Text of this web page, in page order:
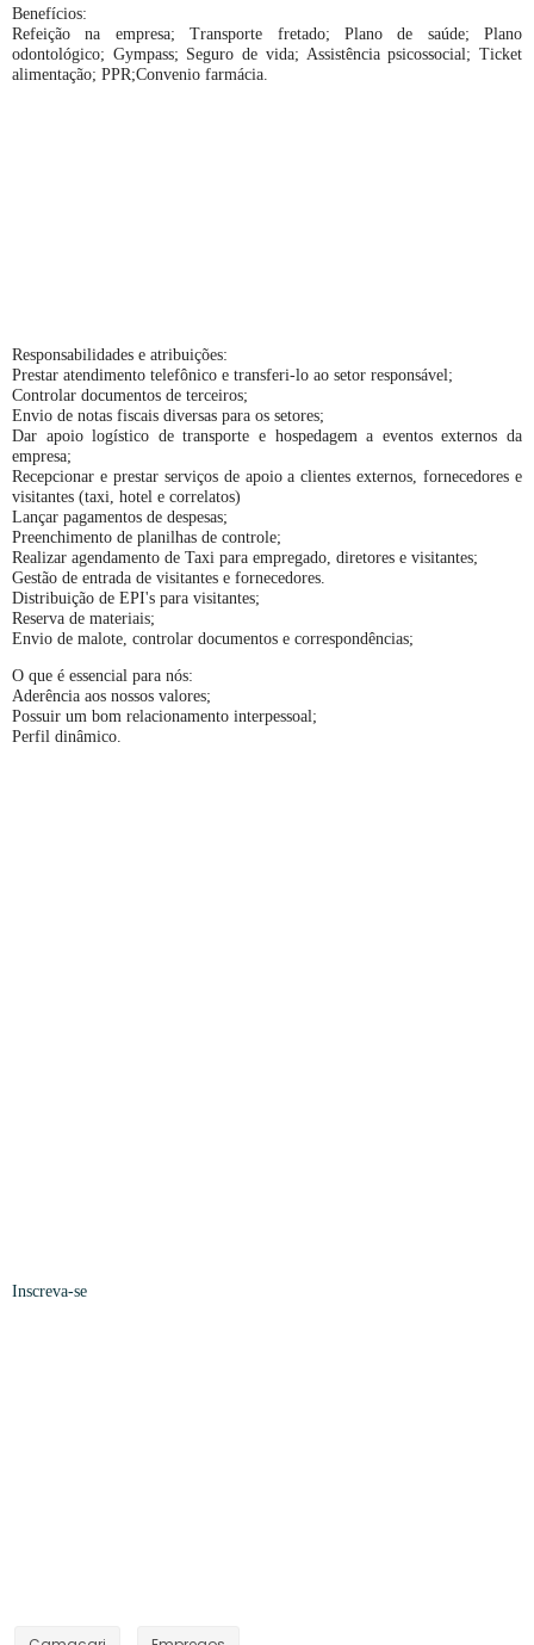
Benefícios:
Refeição na empresa; Transporte fretado; Plano de saúde; Plano
odontológico; Gympass; Seguro de vida; Assistência psicossocial; Ticket
alimentação; PPR;Convenio farmácia.
Responsabilidades e atribuições:
Prestar atendimento telefônico e transferi-lo ao setor responsável;
Controlar documentos de terceiros;
Envio de notas fiscais diversas para os setores;
Dar apoio logístico de transporte e hospedagem a eventos externos da
empresa;
Recepcionar e prestar serviços de apoio a clientes externos, fornecedores e
visitantes (taxi, hotel e correlatos)
Lançar pagamentos de despesas;
Preenchimento de planilhas de controle;
Realizar agendamento de Taxi para empregado, diretores e visitantes;
Gestão de entrada de visitantes e fornecedores.
Distribuição de EPI's para visitantes;
Reserva de materiais;
Envio de malote, controlar documentos e correspondências;
O que é essencial para nós:
Aderência aos nossos valores;
Possuir um bom relacionamento interpessoal;
Perfil dinâmico.
Inscreva-se